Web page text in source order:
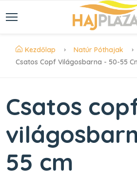
Kezdőlap Natúr Póthajak
Csatos Copf Világosbarna - 50-55
Csatos
55 cm